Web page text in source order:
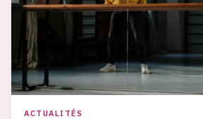
ACTUALITÉS